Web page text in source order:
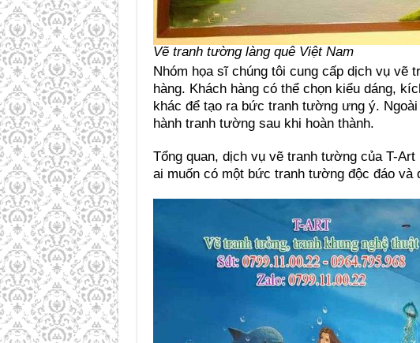
Vẽ tranh tường làng quê Việt Nam
Nhóm họa sĩ chúng tôi cung cấp dịch vụ vẽ
hàng. Khách hàng có thể chọn kiểu dáng,
khác để tạo ra bức tranh tường ưng ý.
hành tranh tường sau khi hoàn thành.
Tổng quan, dịch vụ vẽ tranh tường của T-
ai muốn có một bức tranh tường độc đáo và